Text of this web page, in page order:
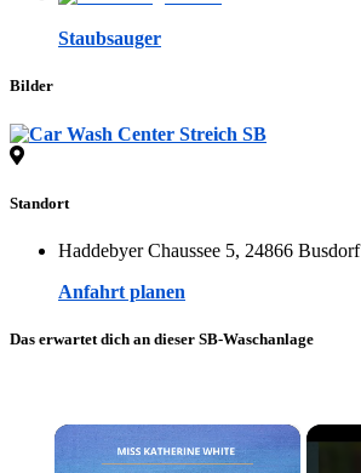
Staubsauger
Bilder
Standort
Haddebyer Chaussee 5, 24866 Busdorf
Anfahrt planen
Das erwartet dich an dieser SB-Waschanlage
×